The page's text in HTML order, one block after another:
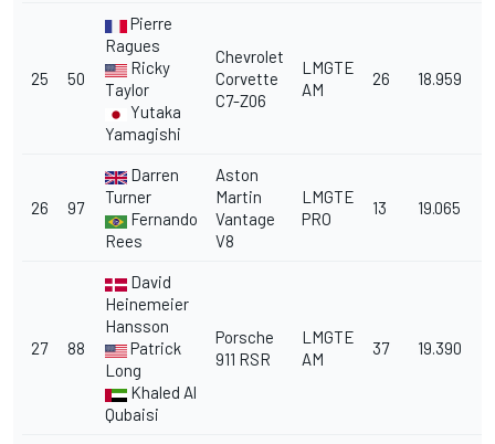
25 50
Pierre
Ragues
Ricky
Taylor
Yutaka
Yamagishi
Chevrolet
Corvette
C7-Z06
LMGTE
AM
26 18.959
26 97
Darren
Turner
Fernando
Rees
Aston
Martin
Vantage
V8
LMGTE
PRO
13 19.065
27 88
David
Heinemeier
Hansson
Patrick
Long
Khaled Al
Qubaisi
Porsche
911 RSR
LMGTE
AM
37 19.390